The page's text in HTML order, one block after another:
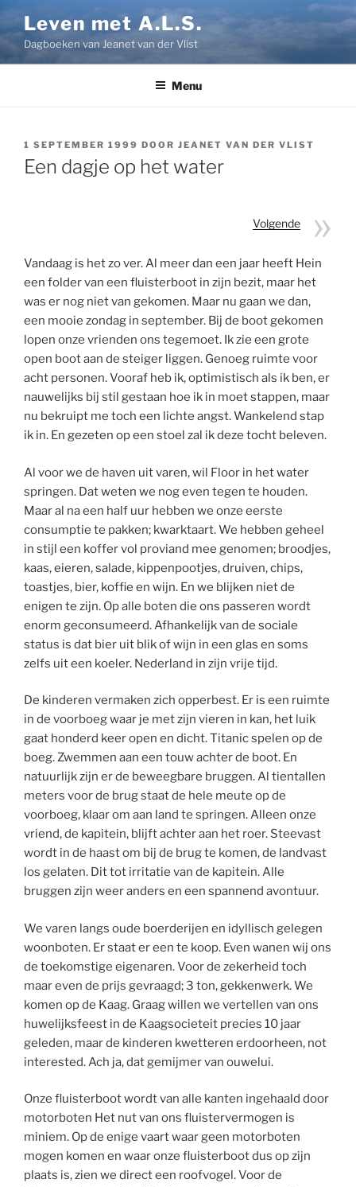
Ga
naar
de
inhoud
Leven met A.L.S.
Dagboeken van Jeanet van der Vlist
Menu
GEPLAATST
OP
1 SEPTEMBER 1999 DOOR JEANET VAN DER VLIST
Een dagje op het water
Volgende
Vandaag is het zo ver. Al meer dan een jaar heeft Hein
een folder van een fluisterboot in zijn bezit, maar het
was er nog niet van gekomen. Maar nu gaan we dan,
een mooie zondag in september. Bij de boot gekomen
lopen onze vrienden ons tegemoet. Ik zie een grote
open boot aan de steiger liggen. Genoeg ruimte voor
acht personen. Vooraf heb ik, optimistisch als ik ben, er
nauwelijks bij stil gestaan hoe ik in moet stappen, maar
nu bekruipt me toch een lichte angst. Wankelend stap
ik in. En gezeten op een stoel zal ik deze tocht beleven.
Al voor we de haven uit varen, wil Floor in het water
springen. Dat weten we nog even tegen te houden.
Maar al na een half uur hebben we onze eerste
consumptie te pakken; kwarktaart. We hebben geheel
in stijl een koffer vol proviand mee genomen; broodjes,
kaas, eieren, salade, kippenpootjes, druiven, chips,
toastjes, bier, koffie en wijn. En we blijken niet de
enigen te zijn. Op alle boten die ons passeren wordt
enorm geconsumeerd. Afhankelijk van de sociale
status is dat bier uit blik of wijn in een glas en soms
zelfs uit een koeler. Nederland in zijn vrije tijd.
De kinderen vermaken zich opperbest. Er is een ruimte
in de voorboeg waar je met zijn vieren in kan, het luik
gaat honderd keer open en dicht. Titanic spelen op de
boeg. Zwemmen aan een touw achter de boot. En
natuurlijk zijn er de beweegbare bruggen. Al tientallen
meters voor de brug staat de hele meute op de
voorboeg, klaar om aan land te springen. Alleen onze
vriend, de kapitein, blijft achter aan het roer. Steevast
wordt in de haast om bij de brug te komen, de landvast
los gelaten. Dit tot irritatie van de kapitein. Alle
bruggen zijn weer anders en een spannend avontuur.
We varen langs oude boerderijen en idyllisch gelegen
woonboten. Er staat er een te koop. Even wanen wij ons
de toekomstige eigenaren. Voor de zekerheid toch
maar even de prijs gevraagd; 3 ton, gekkenwerk. We
komen op de Kaag. Graag willen we vertellen van ons
huwelijksfeest in de Kaagsocieteit precies 10 jaar
geleden, maar de kinderen kwetteren erdoorheen, not
interested. Ach ja, dat gemijmer van ouwelui.
Onze fluisterboot wordt van alle kanten ingehaald door
motorboten Het nut van ons fluistervermogen is
miniem. Op de enige vaart waar geen motorboten
mogen komen en waar onze fluisterboot dus op zijn
plaats is, zien we direct een roofvogel. Voor de